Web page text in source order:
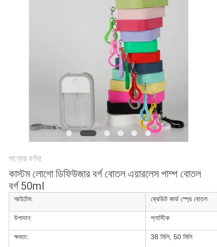
পণ্যের বর্ণনা
কাস্টম লোগো ডিফিউজার বর্গ বোতল এয়ারলেস পাম্প বোতল
বর্গ 50ml
আইটেম: ক্রেডিট কার্ড স্প্রে বোতল
উপাদান: প্লাস্টিক
ক্ষমতা: 38 মিলি, 50 মিলি